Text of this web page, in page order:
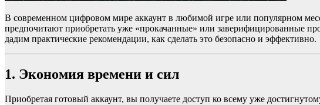
В современном цифровом мире аккаунт в любимой игре или популярном
предпочитают приобретать уже «прокачанные» или за­верифицированные
дадим практические рекомендации, как сделать это безопасно и эффективно.
1. Экономия времени и сил
Приобретая готовый аккаунт, вы получаете доступ ко всему уже